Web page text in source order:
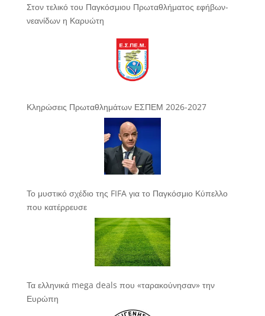
Στον τελικό του Παγκόσμιου Πρωταθλήματος εφήβων-
νεανίδων η Καρυώτη
Κληρώσεις Πρωταθλημάτων ΕΣΠΕΜ 2026-2027
Το μυστικό σχέδιο της FIFA για το Παγκόσμιο Κύπελλο
που κατέρρευσε
Τα ελληνικά mega deals που «ταρακούνησαν» την
Ευρώπη